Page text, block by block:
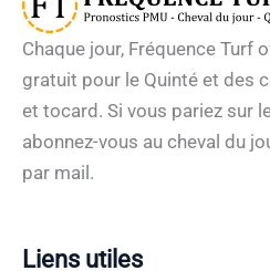
Chaque jour, Fréquence Turf
gratuit pour le Quinté et des
et tocard. Si vous pariez sur
abonnez-vous au cheval du
par mail.
Liens utiles